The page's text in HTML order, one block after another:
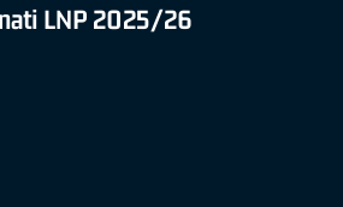
LNP 2025/26